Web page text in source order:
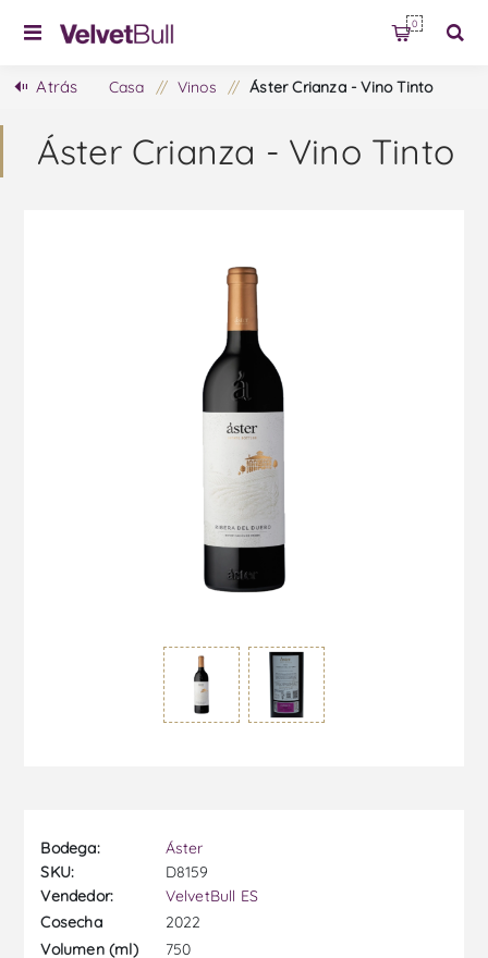
0
Atrás Casa / Vinos / Áster Crianza - Vino Tinto
Áster Crianza - Vino Tinto
Bodega:
Áster
SKU:
D8159
Vendedor:
VelvetBull ES
Cosecha
2022
Volumen (ml)
750